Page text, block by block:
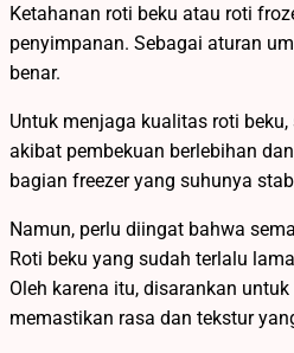
Ketahanan roti beku atau roti
penyimpanan. Sebagai aturan
benar.
Untuk menjaga kualitas roti
akibat pembekuan berlebihan
bagian freezer yang suhunya
Namun, perlu diingat bahwa
Roti beku yang sudah terlalu
Oleh karena itu, disarankan
memastikan rasa dan tekstur